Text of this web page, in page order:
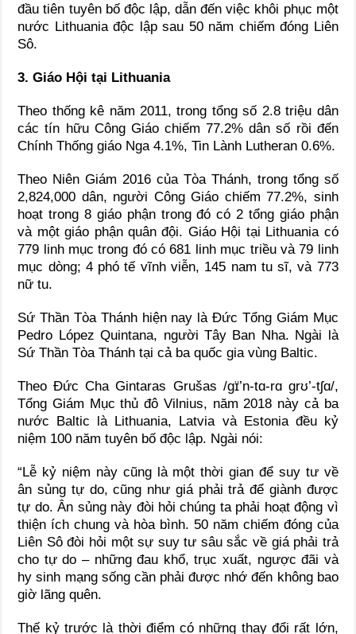
đầu tiên tuyên bố độc lập, dẫn đến việc khôi phục một
nước Lithuania độc lập sau 50 năm chiếm đóng Liên
Sô.
3. Giáo Hội tại Lithuania
Theo thống kê năm 2011, trong tổng số 2.8 triệu dân
các tín hữu Công Giáo chiếm 77.2% dân số rồi đến
Chính Thống giáo Nga 4.1%, Tin Lành Lutheran 0.6%.
Theo Niên Giám 2016 của Tòa Thánh, trong tổng số
2,824,000 dân, người Công Giáo chiếm 77.2%, sinh
hoạt trong 8 giáo phận trong đó có 2 tổng giáo phận
và một giáo phận quân đội. Giáo Hội tại Lithuania có
779 linh mục trong đó có 681 linh mục triều và 79 linh
mục dòng; 4 phó tế vĩnh viễn, 145 nam tu sĩ, và 773
nữ tu.
Sứ Thần Tòa Thánh hiện nay là Đức Tổng Giám Mục
Pedro López Quintana, người Tây Ban Nha. Ngài là
Sứ Thần Tòa Thánh tại cả ba quốc gia vùng Baltic.
Theo Đức Cha Gintaras Grušas /gɪ̈’n-tɑ-rɑ grʊ’-tʃɑ/,
Tổng Giám Mục thủ đô Vilnius, năm 2018 này cả ba
nước Baltic là Lithuania, Latvia và Estonia đều kỷ
niệm 100 năm tuyên bố độc lập. Ngài nói:
“Lễ kỷ niệm này cũng là một thời gian để suy tư về
ân sủng tự do, cũng như giá phải trả để giành được
tự do. Ân sủng này đòi hỏi chúng ta phải hoạt động vì
thiện ích chung và hòa bình. 50 năm chiếm đóng của
Liên Sô đòi hỏi một sự suy tư sâu sắc về giá phải trả
cho tự do – những đau khổ, trục xuất, ngược đãi và
hy sinh mạng sống cần phải được nhớ đến không bao
giờ lãng quên.
Thế kỷ trước là thời điểm có những thay đổi rất lớn,